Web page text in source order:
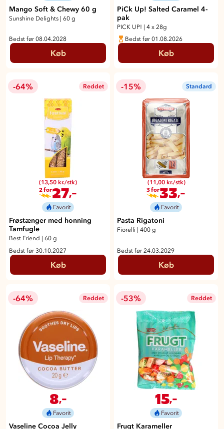
Mango Soft & Chewy 60 g
Sunshine Delights | 60 g
Bedst før 08.04.2028
Køb
PiCk Up! Salted Caramel 4-
pak
PICK UP! | 4 x 28g
Bedst før 01.08.2026
Køb
-64% Reddet
(13,50 kr./stk)
2 for27,-
Favorit
Frøstænger med honning
Tamfugle
Best Friend
60 g
Bedst før 30.10.2027
Køb
-15% Standard
(11,00 kr./stk)
3 for33,-
Favorit
Pasta Rigatoni
Fiorelli 400 g
Bedst før 24.03.2029
Køb
-64% Reddet
8 ,-
Favorit
Vaseline Cocoa Jelly
-53% Reddet
15,-
Favorit
Frugt Karameller